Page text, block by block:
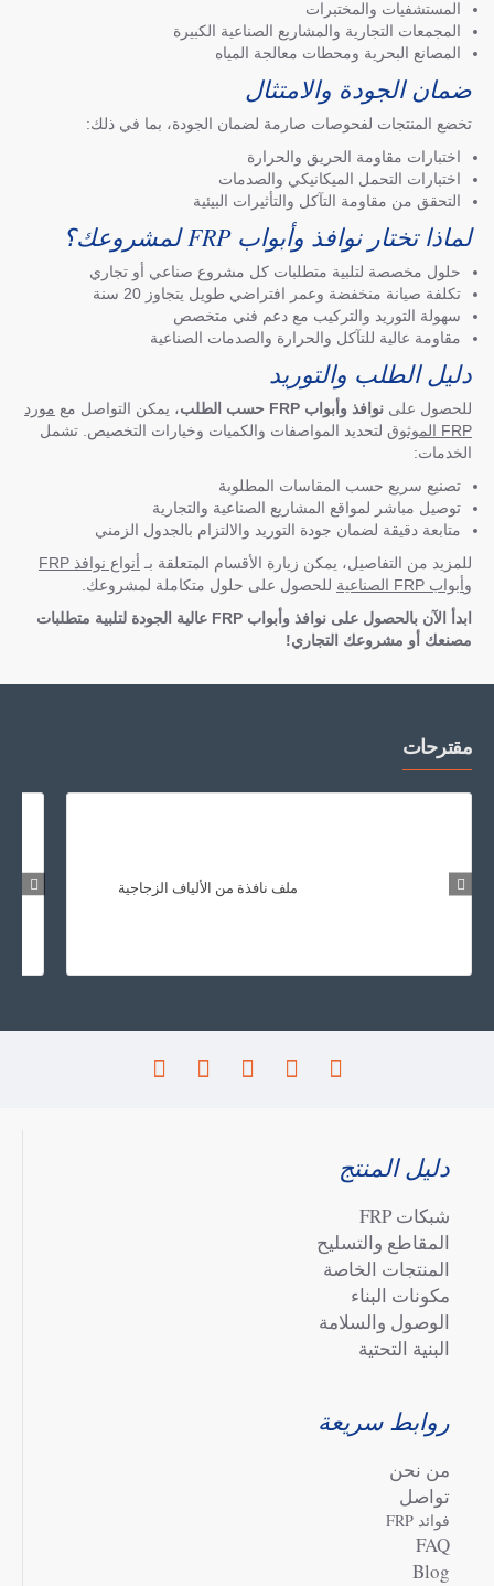
المستشفيات والمختبرات
المجمعات التجارية والمشاريع الصناعية الكبيرة
المصانع البحرية ومحطات معالجة المياه
ضمان الجودة والامتثال
تخضع المنتجات لفحوصات صارمة لضمان الجودة، بما في ذلك:
اختبارات مقاومة الحريق والحرارة
اختبارات التحمل الميكانيكي والصدمات
التحقق من مقاومة التآكل والتأثيرات البيئية
لماذا تختار نوافذ وأبواب FRP لمشروعك؟
حلول مخصصة لتلبية متطلبات كل مشروع صناعي أو تجاري
تكلفة صيانة منخفضة وعمر افتراضي طويل يتجاوز 20 سنة
سهولة التوريد والتركيب مع دعم فني متخصص
مقاومة عالية للتآكل والحرارة والصدمات الصناعية
دليل الطلب والتوريد
للحصول على نوافذ وأبواب FRP حسب الطلب ، يمكن التواصل مع مورد
FRP الموثوق
لتحديد المواصفات والكميات وخيارات التخصيص. تشمل
الخدمات:
تصنيع سريع حسب المقاسات المطلوبة
توصيل مباشر لمواقع المشاريع الصناعية والتجارية
متابعة دقيقة لضمان جودة التوريد والالتزام بالجدول الزمني
للمزيد من التفاصيل، يمكن زيارة الأقسام المتعلقة بـ أنواع نوافذ FRP
وأبواب FRP الصناعية
للحصول على حلول متكاملة لمشروعك.
ابدأ الآن بالحصول على نوافذ وأبواب FRP عالية الجودة لتلبية متطلبات
مصنعك أو مشروعك التجاري!
مقترحات
ملف نافذة من الألياف الزجاجية
دليل المنتج
شبكات FRP
المقاطع والتسليح
المنتجات الخاصة
مكونات البناء
الوصول والسلامة
البنية التحتية
روابط سريعة
من نحن
تواصل
فوائد FRP
FAQ
Blog